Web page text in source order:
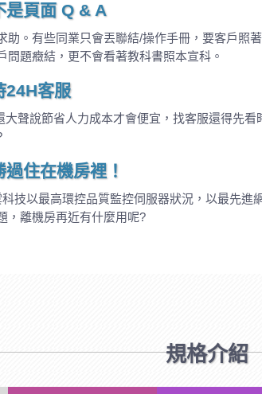
是頁面 Q & A
助。有些同業只會丟聯結/操作手冊，要客戶照
問題癥結，更不會看著教科書照本宣科。
24H客服
聲說節省人力成本才會便宜，找客服還得先
住在機房裡！
技以最高環控品質監控伺服器狀況，以最先
，離機房再近有什麼用呢?
規格介紹